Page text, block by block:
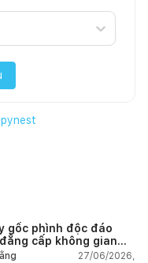
gốc phình độc đáo
cấp không gian
27/06/2026,